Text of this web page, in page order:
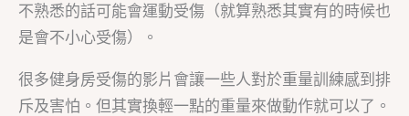
不熟悉的話可能會運動受傷（就算熟悉其實有的時候也
是會不小心受傷）。
很多健身房受傷的影片會讓一些人對於重量訓練感到排
斥及害怕。但其實換輕一點的重量來做動作就可以了。